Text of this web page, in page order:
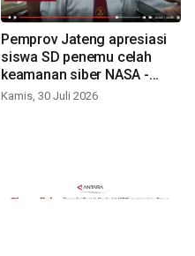
Pemprov Jateng apresiasi
siswa SD penemu celah
keamanan siber NASA -
VIDEO
Kamis, 30 Juli 2026